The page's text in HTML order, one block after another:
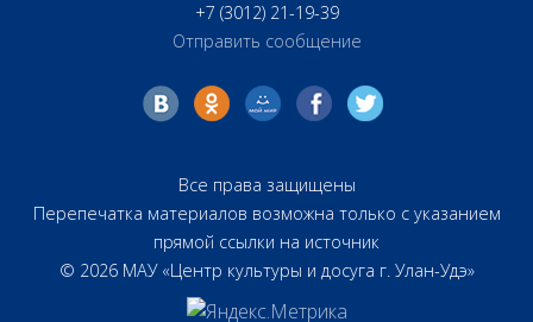
+7 (3012) 21-19-39
Отправить сообщение
Все права защищены
Перепечатка материалов возможна только с указанием
прямой ссылки на источник
© 2026 МАУ «Центр культуры и досуга г. Улан-Удэ»